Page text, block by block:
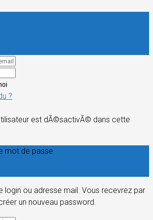
?
est dÃ©sactivÃ© dans cette
mot de passe
login ou adresse mail. Vous recevrez par
un nouveau password.